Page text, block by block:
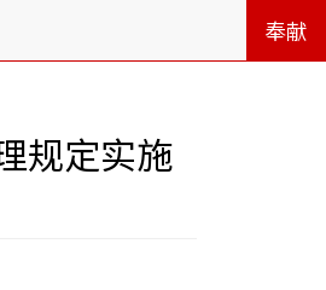
奉献
规定实施